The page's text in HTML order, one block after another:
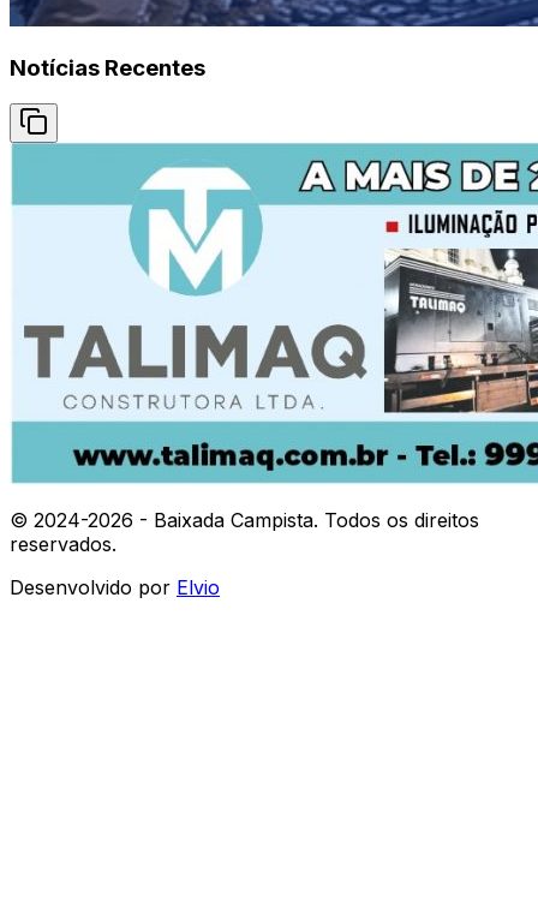
Notícias Recentes
© 2024-2026 - Baixada Campista. Todos os direitos
reservados.
Desenvolvido por Elvio